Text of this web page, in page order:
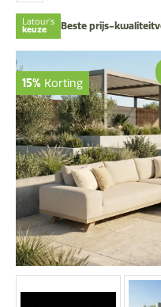
Latour's
keuze Beste prijs-
15% Korting